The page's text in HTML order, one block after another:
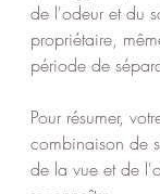
de l'odeur et du
propriétaire,
période de
Pour résumer,
combinaison de
de la vue et de